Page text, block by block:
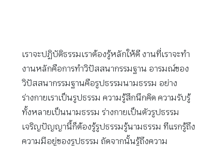
เราจะปฏิบัติธรรมเราต้องรู้หลักให้ดี งานที่เราจะทำ
งานหลักคือการทำวิปัสสนากรรมฐาน อารมณ์ของ
วิปัสสนากรรมฐานคือรูปธรรมนามธรรม อย่าง
ร่างกายเราเป็นรูปธรรม ความรู้สึกนึกคิด ความรับรู้
ทั้งหลายเป็นนามธรรม ร่างกายเป็นตัวรูปธรรม
เจริญปัญญานี้ก็ต้องรู้รูปธรรมรู้นามธรรม ทีแรกรู้ถึง
ความมีอยู่ของรูปธรรม ถัดจากนั้นรู้ถึงความ